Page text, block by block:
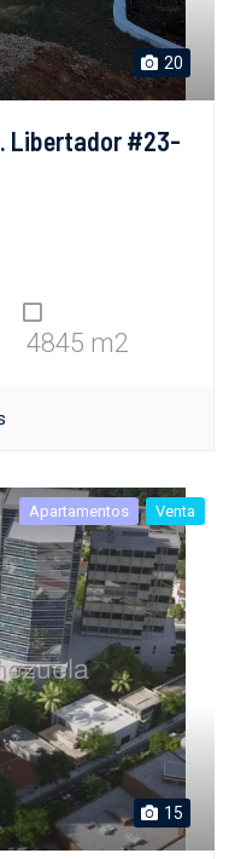
20
Libertador #23-
4845 m2
Apartamentos Venta
15